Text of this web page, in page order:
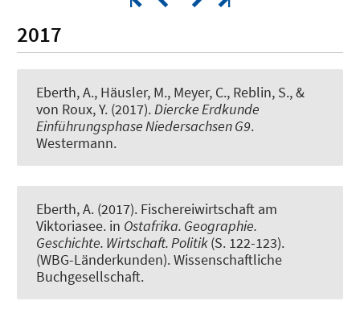
2017
Eberth, A., Häusler, M., Meyer, C., Reblin, S., &
von Roux, Y. (2017). Diercke Erdkunde
Einführungsphase Niedersachsen G9.
Westermann.
Eberth, A. (2017). Fischereiwirtschaft am
Viktoriasee. in Ostafrika. Geographie.
Geschichte. Wirtschaft. Politik(S. 122-123).
(WBG-Länderkunden). Wissenschaftliche
Buchgesellschaft.